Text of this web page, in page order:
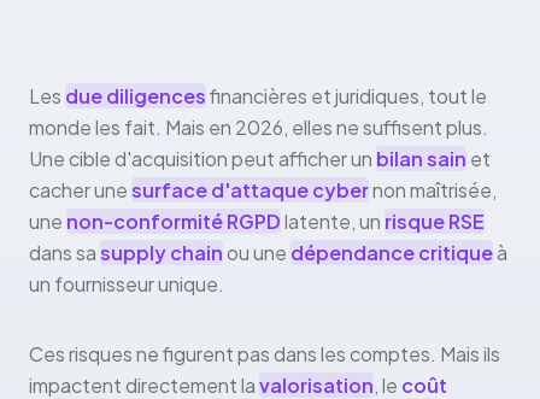
Les due diligencesfinancières et juridiques, tout le
monde les fait. Mais en 2026, elles ne suffisent plus.
Une cible d'acquisition peut afficher un bilan sain et
cacher unesurface d'attaque cybernon maîtrisée,
une non-conformité RGPDlatente, un risque RSE
dans sasupply chainou une dépendance critiqueà
un fournisseur unique.
Ces risques ne figurent pas dans les comptes. Mais ils
impactent directement lavalorisation, le coût